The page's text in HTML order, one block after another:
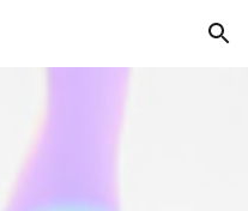
Skip to navigation